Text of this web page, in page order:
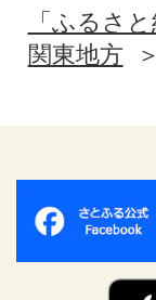
「ふるさ
関東地方